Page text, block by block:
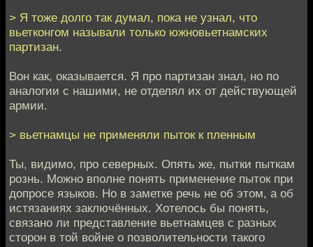
> Я тоже долго так думал, пока не узнал, что
вьетконгом называли только южновьетнамских
партизан.
Вон как, оказывается. Я про партизан знал, но по
аналогии с нашими, не отделял их от действующей
армии.
> вьетнамцы не применяли пыток к пленным
Ты, видимо, про северных. Опять же, пытки пыткам
рознь. Можно вполне понять применение пыток при
допросе языков. Но в заметке речь не об этом, а об
истязаниях заключённых. Хотелось бы понять,
связано ли представление вьетнамцев с разных
сторон в той войне о позволительности такого